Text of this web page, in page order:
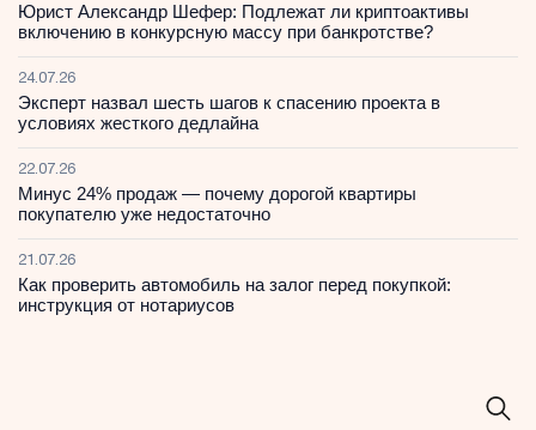
Юрист Александр Шефер: Подлежат ли криптоактивы
включению в конкурсную массу при банкротстве?
24.07.26
Эксперт назвал шесть шагов к спасению проекта в
условиях жесткого дедлайна
22.07.26
Минус 24% продаж — почему дорогой квартиры
покупателю уже недостаточно
21.07.26
Как проверить автомобиль на залог перед покупкой:
инструкция от нотариусов